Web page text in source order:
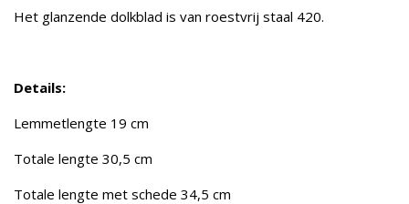
Het glanzende dolkblad is van roestvrij staal 420.
Details:
Lemmetlengte 19 cm
Totale lengte 30,5 cm
Totale lengte met schede 34,5 cm